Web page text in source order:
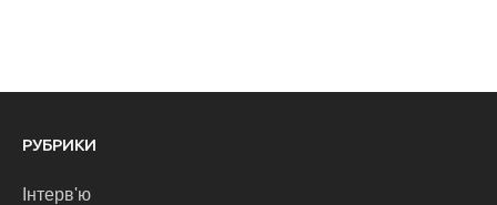
РУБРИКИ
Інтерв'ю